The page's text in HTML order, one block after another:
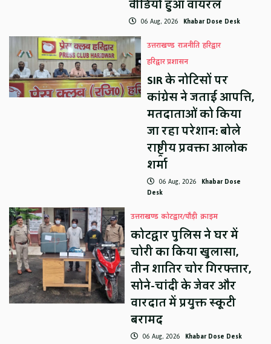
वीडियो हुआ वायरल
06 Aug, 2026 Khabar Dose Desk
उत्तराखण्ड राजनीति हरिद्वार
हरिद्वार प्रशासन
SIR के नोटिसों पर
कांग्रेस ने जताई आपत्ति,
मतदाताओं को किया
जा रहा परेशान: बोले
राष्ट्रीय प्रवक्ता आलोक
शर्मा
06 Aug, 2026 Khabar Dose
Desk
उत्तराखण्ड कोटद्वार/पौड़ी क्राइम
कोटद्वार पुलिस ने घर में
चोरी का किया खुलासा,
तीन शातिर चोर गिरफ्तार,
सोने-चांदी के जेवर और
वारदात में प्रयुक्त स्कूटी
बरामद
06 Aug, 2026 Khabar Dose Desk